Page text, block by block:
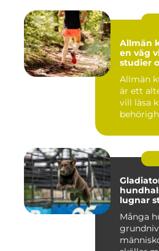
Allmän
en väg
studier
Allmän
är ett
vill läsa
lugnar
Många